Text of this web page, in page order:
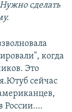
сделать
когда
Это
сейчас
России.…